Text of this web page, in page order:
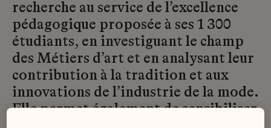
recherche au service de l’excellence
pédagogique proposée à ses 1 300
étudiants, en investiguant le champ
des Métiers d’art et en analysant leur
contribution à la tradition et aux
innovations de l’industrie de la mode.
Elle permet également de sensibiliser